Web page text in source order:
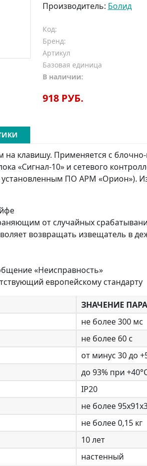
Производитель: Болид
Код:
Бренд:
Артикул
Базовая единица
В наличии:
918 РУБ.
клавишу. Применяется с
«Сигнал-10» и сетевого
ПО АРМ «Орион»).
от случайных
возвращать извещатель в
«Неисправность»
европейскому стандарту
ЗНАЧЕНИЕ
не более 300 мс
не более 60 с
от минус 30 до
до 93% при
IР20
не более
не более 0,15 кг
10 лет
настенный